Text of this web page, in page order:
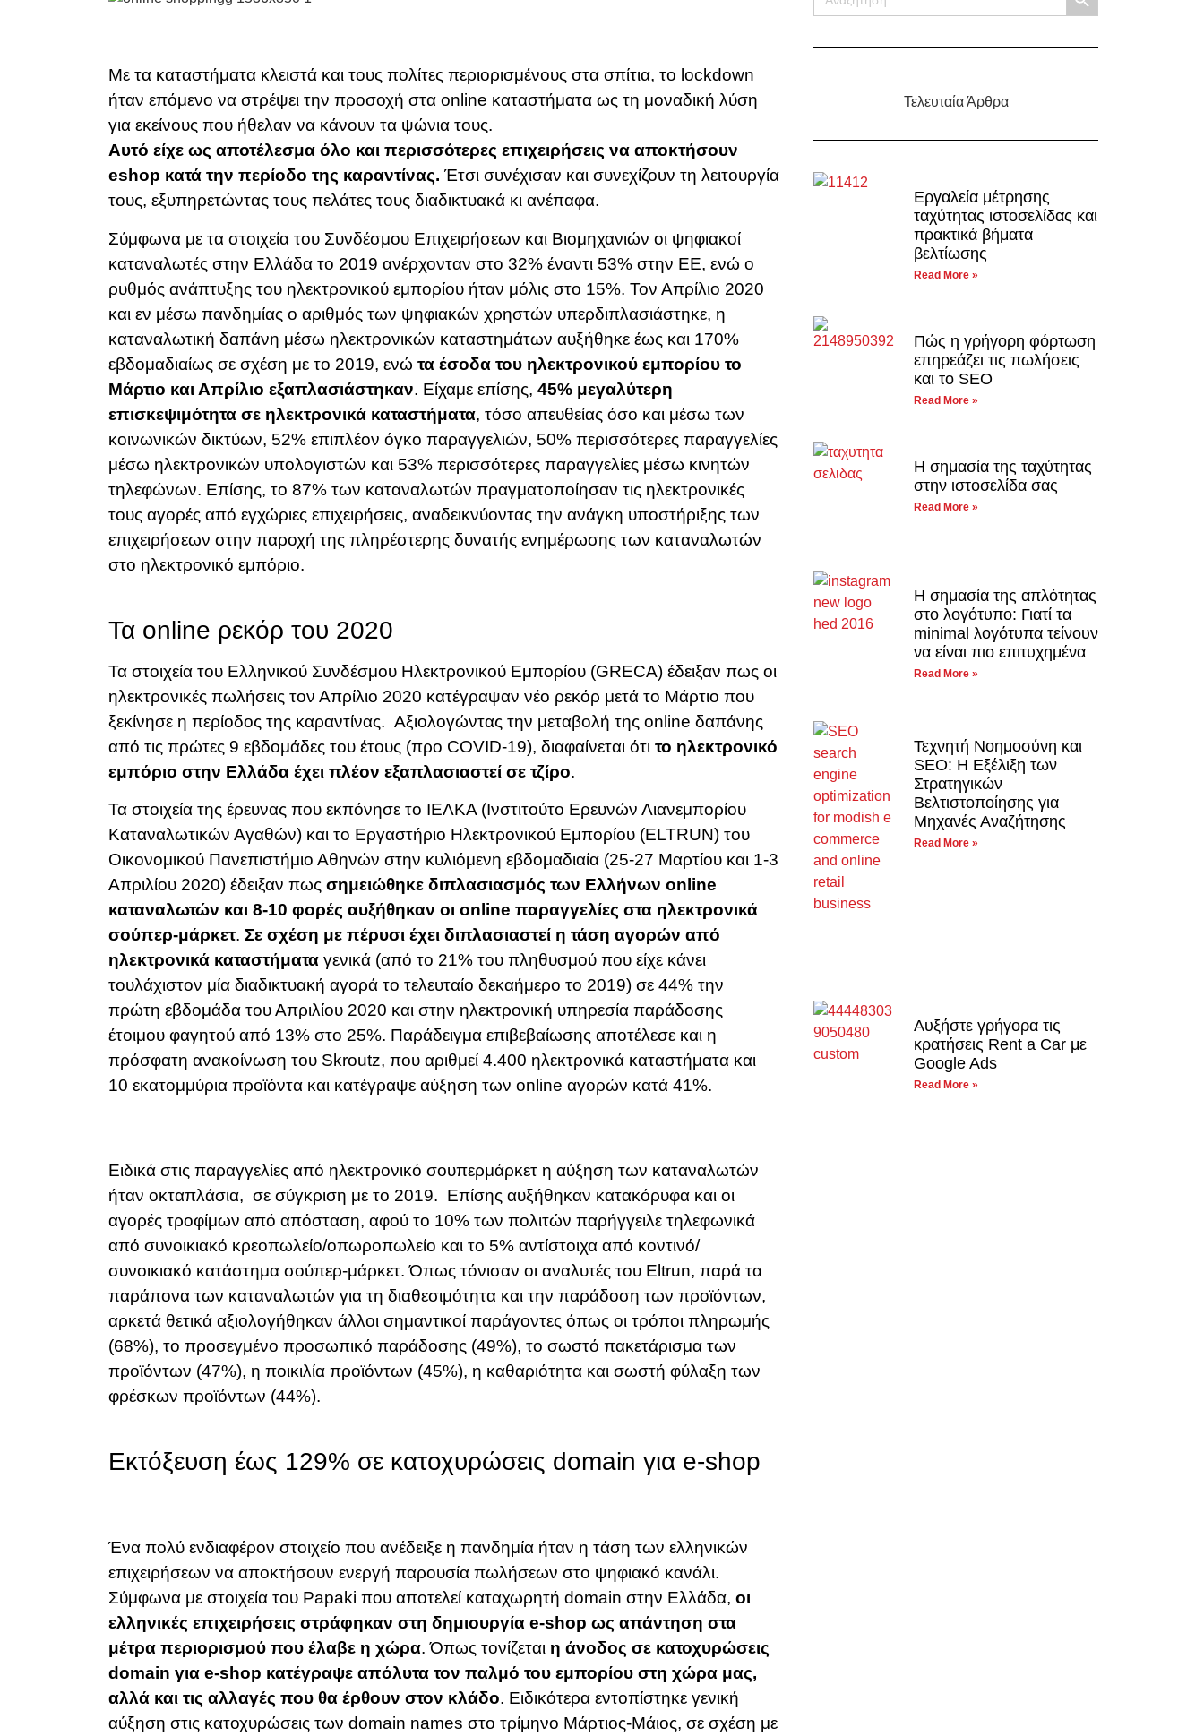
Με τα καταστήματα κλειστά και τους πολίτες περιορισμένους στα σπίτια, το lockdown
ήταν επόμενο να στρέψει την προσοχή στα online καταστήματα ως τη μοναδική λύση
για εκείνους που ήθελαν να κάνουν τα ψώνια τους.
Αυτό είχε ως αποτέλεσμα όλο και περισσότερες επιχειρήσεις να αποκτήσουν
eshop κατά την περίοδο της καραντίνας. Έτσι συνέχισαν και συνεχίζουν τη λειτουργία
τους, εξυπηρετώντας τους πελάτες τους διαδικτυακά κι ανέπαφα.
Σύμφωνα με τα στοιχεία του Συνδέσμου Επιχειρήσεων και Βιομηχανιών οι ψηφιακοί
καταναλωτές στην Ελλάδα το 2019 ανέρχονταν στο 32% έναντι 53% στην ΕΕ, ενώ ο
ρυθμός ανάπτυξης του ηλεκτρονικού εμπορίου ήταν μόλις στο 15%. Τον Απρίλιο 2020
και εν μέσω πανδημίας ο αριθμός των ψηφιακών χρηστών υπερδιπλασιάστηκε, η
καταναλωτική δαπάνη μέσω ηλεκτρονικών καταστημάτων αυξήθηκε έως και 170%
εβδομαδιαίως σε σχέση με το 2019, ενώ τα έσοδα του ηλεκτρονικού εμπορίου το
Μάρτιο και Απρίλιο εξαπλασιάστηκαν. Είχαμε επίσης, 45% μεγαλύτερη
επισκεψιμότητα σε ηλεκτρονικά καταστήματα, τόσο απευθείας όσο και μέσω των
κοινωνικών δικτύων, 52% επιπλέον όγκο παραγγελιών, 50% περισσότερες παραγγελίες
μέσω ηλεκτρονικών υπολογιστών και 53% περισσότερες παραγγελίες μέσω κινητών
τηλεφώνων. Επίσης, το 87% των καταναλωτών πραγματοποίησαν τις ηλεκτρονικές
τους αγορές από εγχώριες επιχειρήσεις, αναδεικνύοντας την ανάγκη υποστήριξης των
επιχειρήσεων στην παροχή της πληρέστερης δυνατής ενημέρωσης των καταναλωτών
στο ηλεκτρονικό εμπόριο.
Τα online ρεκόρ του 2020
Τα στοιχεία του Ελληνικού Συνδέσμου Ηλεκτρονικού Εμπορίου (GRECA) έδειξαν πως οι
ηλεκτρονικές πωλήσεις τον Απρίλιο 2020 κατέγραψαν νέο ρεκόρ μετά το Μάρτιο που
ξεκίνησε η περίοδος της καραντίνας. Αξιολογώντας την μεταβολή της online δαπάνης
από τις πρώτες 9 εβδομάδες του έτους (προ COVID-19), διαφαίνεται ότι το ηλεκτρονικό
εμπόριο στην Ελλάδα έχει πλέον εξαπλασιαστεί σε τζίρο.
Τα στοιχεία της έρευνας που εκπόνησε το ΙΕΛΚΑ (Ινστιτούτο Ερευνών Λιανεμπορίου
Καταναλωτικών Αγαθών) και το Εργαστήριο Ηλεκτρονικού Εμπορίου (ELTRUN) του
Οικονομικού Πανεπιστήμιο Αθηνών στην κυλιόμενη εβδομαδιαία (25-27 Μαρτίου και 1-3
Απριλίου 2020) έδειξαν πως σημειώθηκε διπλασιασμός των Ελλήνων online
καταναλωτών και 8-10 φορές αυξήθηκαν οι online παραγγελίες στα ηλεκτρονικά
σούπερ-μάρκετ. Σε σχέση με πέρυσι έχει διπλασιαστεί η τάση αγορών από
ηλεκτρονικά καταστήματαγενικά (από το 21% του πληθυσμού που είχε κάνει
τουλάχιστον μία διαδικτυακή αγορά το τελευταίο δεκαήμερο το 2019) σε 44% την
πρώτη εβδομάδα του Απριλίου 2020 και στην ηλεκτρονική υπηρεσία παράδοσης
έτοιμου φαγητού από 13% στο 25%. Παράδειγμα επιβεβαίωσης αποτέλεσε και η
πρόσφατη ανακοίνωση του Skroutz, που αριθμεί 4.400 ηλεκτρονικά καταστήματα και
10 εκατομμύρια προϊόντα και κατέγραψε αύξηση των online αγορών κατά 41%.
Ειδικά στις παραγγελίες από ηλεκτρονικό σουπερμάρκετ η αύξηση των καταναλωτών
ήταν οκταπλάσια, σε σύγκριση με το 2019. Επίσης αυξήθηκαν κατακόρυφα και οι
αγορές τροφίμων από απόσταση, αφού το 10% των πολιτών παρήγγειλε τηλεφωνικά
από συνοικιακό κρεοπωλείο/οπωροπωλείο και το 5% αντίστοιχα από κοντινό/
συνοικιακό κατάστημα σούπερ-μάρκετ. Όπως τόνισαν οι αναλυτές του Eltrun, παρά τα
παράπονα των καταναλωτών για τη διαθεσιμότητα και την παράδοση των προϊόντων,
αρκετά θετικά αξιολογήθηκαν άλλοι σημαντικοί παράγοντες όπως οι τρόποι πληρωμής
(68%), το προσεγμένο προσωπικό παράδοσης (49%), το σωστό πακετάρισμα των
προϊόντων (47%), η ποικιλία προϊόντων (45%), η καθαριότητα και σωστή φύλαξη των
φρέσκων προϊόντων (44%).
Εκτόξευση έως 129% σε κατοχυρώσεις domain για e-shop
Ένα πολύ ενδιαφέρον στοιχείο που ανέδειξε η πανδημία ήταν η τάση των ελληνικών
επιχειρήσεων να αποκτήσουν ενεργή παρουσία πωλήσεων στο ψηφιακό κανάλι.
Σύμφωνα με στοιχεία του Papaki που αποτελεί καταχωρητή domain στην Ελλάδα, οι
ελληνικές επιχειρήσεις στράφηκαν στη δημιουργία e-shop ως απάντηση στα
μέτρα περιορισμού που έλαβε η χώρα. Όπως τονίζεται η άνοδος σε κατοχυρώσεις
domain για e-shop κατέγραψε απόλυτα τον παλμό του εμπορίου στη χώρα μας,
αλλά και τις αλλαγές που θα έρθουν στον κλάδο. Ειδικότερα εντοπίστηκε γενική
αύξηση στις κατοχυρώσεις των domain names στο τρίμηνο Μάρτιος-Μάιος, σε σχέση με
για:
Τελευταία Άρθρα
Εργαλεία μέτρησης
ταχύτητας ιστοσελίδας και
πρακτικά βήματα
βελτίωσης
Read More »
Πώς η γρήγορη φόρτωση
επηρεάζει τις πωλήσεις
και το SEO
Read More »
Η σημασία της ταχύτητας
στην ιστοσελίδα σας
Read More »
Η σημασία της απλότητας
στο λογότυπο: Γιατί τα
minimal λογότυπα τείνουν
να είναι πιο επιτυχημένα
Read More »
Τεχνητή Νοημοσύνη και
SEO: Η Εξέλιξη των
Στρατηγικών
Βελτιστοποίησης για
Μηχανές Αναζήτησης
Read More »
Αυξήστε γρήγορα τις
κρατήσεις Rent a Car με
Google Ads
Read More »